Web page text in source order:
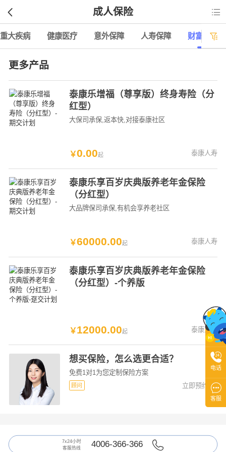
成人保险 

重大疾病 健康医疗 意外保障 人寿保障 财富年金
更多产品
泰康乐增福（尊享版）终身寿险（分
红型）
大保司承保,返本快,对接泰康社区
￥0.00起 泰康人寿
泰康乐享百岁庆典版养老年金保险
（分红型）
大品牌保司承保,有机会享养老社区
￥60000.00起 泰康人寿
泰康乐享百岁庆典版养老年金保险
（分红型）-个养版
￥12000.00起 泰康人寿
想买保险，怎么选更合适？
免费1对1为您定制保险方案
顾问 立即预约 
7x24小时
客服热线
4006-366-366

电话

客服